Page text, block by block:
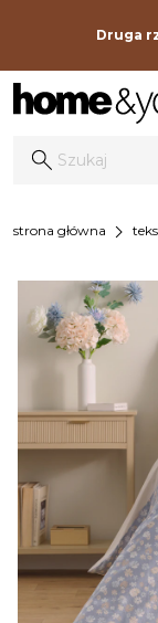
Druga
strona główna chevron_right